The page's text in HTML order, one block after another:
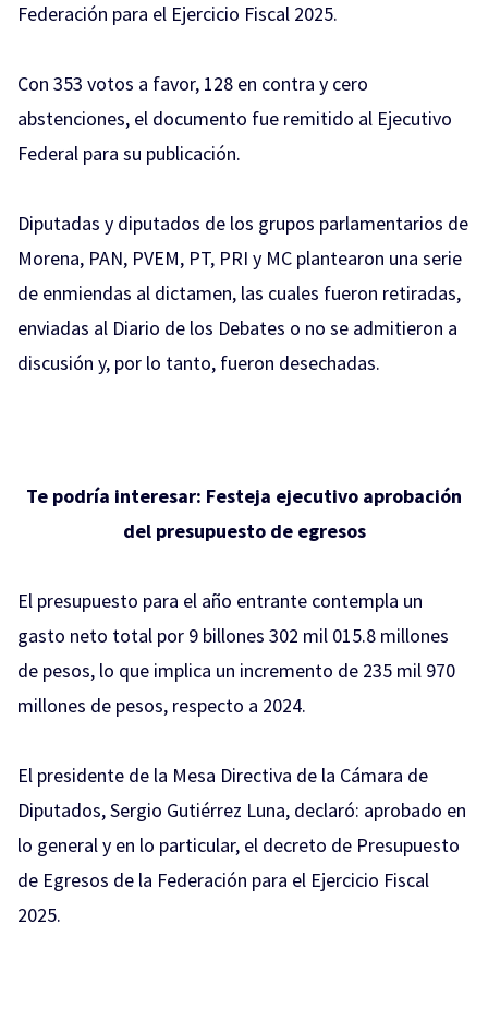
Federación para el Ejercicio Fiscal 2025.
Con 353 votos a favor, 128 en contra y cero
abstenciones, el documento fue remitido al Ejecutivo
Federal para su publicación.
Diputadas y diputados de los grupos parlamentarios de
Morena, PAN, PVEM, PT, PRI y MC plantearon una serie
de enmiendas al dictamen, las cuales fueron retiradas,
enviadas al Diario de los Debates o no se admitieron a
discusión y, por lo tanto, fueron desechadas.
Te podría interesar: Festeja ejecutivo aprobación
del presupuesto de egresos
El presupuesto para el año entrante contempla un
gasto neto total por 9 billones 302 mil 015.8 millones
de pesos, lo que implica un incremento de 235 mil 970
millones de pesos, respecto a 2024.
El presidente de la Mesa Directiva de la Cámara de
Diputados, Sergio Gutiérrez Luna, declaró: aprobado en
lo general y en lo particular, el decreto de Presupuesto
de Egresos de la Federación para el Ejercicio Fiscal
2025.